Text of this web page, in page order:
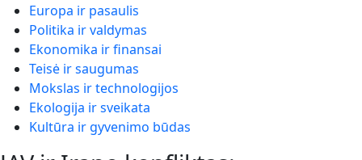
Europa ir pasaulis
Politika ir valdymas
Ekonomika ir finansai
Teisė ir saugumas
Mokslas ir technologijos
Ekologija ir sveikata
Kultūra ir gyvenimo būdas